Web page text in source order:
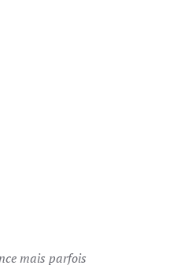
mais parfois